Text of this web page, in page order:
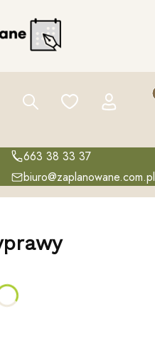
Szukaj Ulubione Zaloguj się
663 38 33 37
biuro@zaplanowane.com.pl